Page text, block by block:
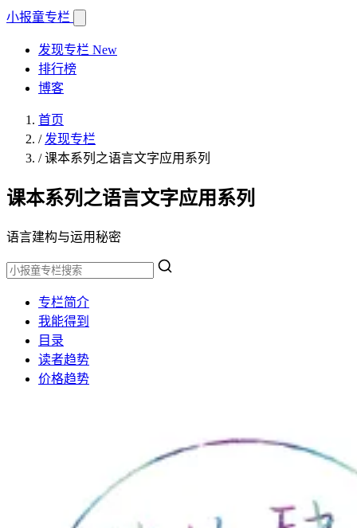
小报童专栏
发现专栏 New
排行榜
博客
首页
/ 发现专栏
/课本系列之语言文字应用系列
课本系列之语言文字应用系列
语言建构与运用秘密
专栏简介
我能得到
目录
读者趋势
价格趋势